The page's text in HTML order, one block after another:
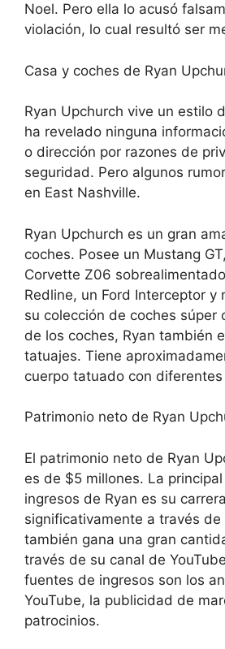
Noel. Pero ella lo acusó
violación, lo cual resultó ser
Casa y coches de Ryan
Ryan Upchurch vive un estilo
ha revelado ninguna
o dirección por razones de
seguridad. Pero algunos
en East Nashville.
Ryan Upchurch es un gran
coches. Posee un Mustang
Corvette Z06
Redline, un Ford Interceptor y
su colección de coches súper
de los coches, Ryan también
tatuajes. Tiene
cuerpo tatuado con
Patrimonio neto de Ryan
El patrimonio neto de Ryan
es de $5 millones. La
ingresos de Ryan es su
significativamente a través de
también gana una gran
través de su canal de
fuentes de ingresos son los
YouTube, la publicidad de
patrocinios.